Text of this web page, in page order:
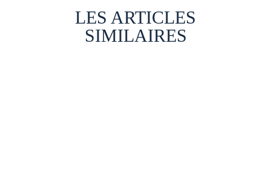
LES ARTICLES
SIMILAIRES